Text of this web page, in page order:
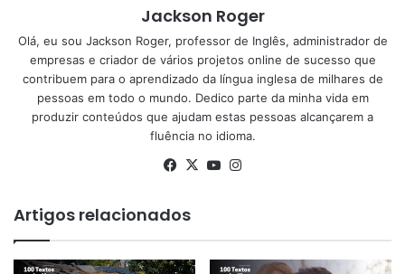
Jackson Roger
Olá, eu sou Jackson Roger, professor de Inglês, administrador de
empresas e criador de vários projetos online de sucesso que
contribuem para o aprendizado da língua inglesa de milhares de
pessoas em todo o mundo. Dedico parte da minha vida em
produzir conteúdos que ajudam estas pessoas alcançarem a
fluência no idioma.
Facebook
X YouTube
Artigos relacionados